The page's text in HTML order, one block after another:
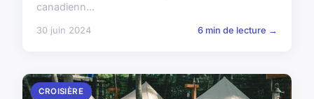
canadienn...
30 juin 2024 6 min de lecture →
CROISIÈRE